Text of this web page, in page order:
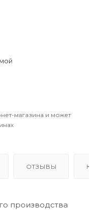
магазина и может
ОТЗЫВЫ
производства